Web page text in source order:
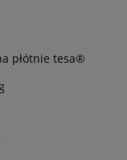
płótnie tesa®